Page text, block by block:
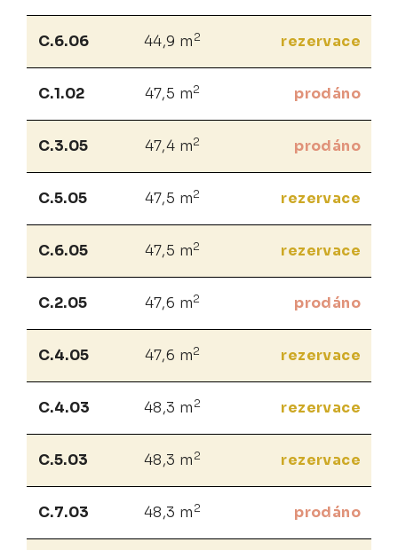
C.6.06 44,9 m 2 rezervace
C.1.02 47,5 m2 prodáno
C.3.05 47,4 m2 prodáno
C.5.05 47,5 m2 rezervace
C.6.05 47,5 m2 rezervace
C.2.05 47,6 m2 prodáno
C.4.05 47,6 m2 rezervace
C.4.03 48,3 m 2 rezervace
C.5.03 48,3 m 2 rezervace
C.7.03 48,3 m 2 prodáno